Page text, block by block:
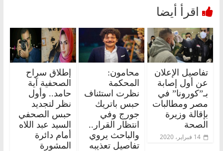
تفاصيل الإعلان
عن أول إصابة
بـ”كورونا” في
مصر ومطالبات
بإقالة وزيرة
الصحة
14 فبراير، 2020
محامون:
المحكمة
نظرت استئناف
حبس باتريك
جورج وفي
انتظار القرار..
والباحث يروي
تفاصيل تعذيبه
إطلاق سراح
الصحفية آية
حامد.. وأول
نظر لتجديد
حبس الصحفي
السيد عبد اللاه
أمام دائرة
المشورة